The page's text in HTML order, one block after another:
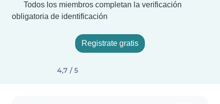
Todos los miembros completan la verificación
obligatoria de identificación
Registrate gratis
4,7 / 5